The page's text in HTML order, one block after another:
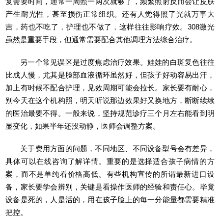
产生耐光性，甚至损伤正常组织。还有人觉得照了光就万事大
吉，药也不吃了，护理也不做了，这样往往影响疗效。308激光
虽然是重要手段，但通常需要配合其他调理方法综合治疗。
另一个常见误区是过度焦虑治疗效果。娃娃的白斑复色往往
比成人慢，尤其是脸部血液循环虽然好，但孩子好动容易出汗，
加上有时候不配合护理，见效周期可能会拉长。家长要有耐心，
别今天在这个机构照，明天听说那边效果好又换地方，断断续续
的医治最要不得。一般来说，坚持规范诊疗三个月左右能看到明
显变化，如果半年还没动静，医师会调整方案。
关于费用方面的问题，不同地区、不同设备型号会有差异，
具体可以在线咨询了解详情。重要的是选择适合孩子病情的方
案，而不是单纯看价格高低。有些机构宣传的所谓最新进口设
备，家长要学会辨别，关键是看操作医师的经验和责任心。毕竟
设备是死的，人是活的，用在孩子脸上的每一分能量都需要精准
把控。